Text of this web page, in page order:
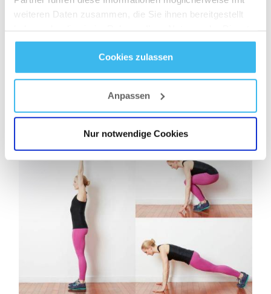
weiteren Daten zusammen, die Sie ihnen bereitgestellt
gesammelt haben.
Datenschutz- undCookie-Richtlinien
Cookies zulassen
Anpassen
Nur notwendige Cookies
geradezu schmelzen lassen. Führe einen Push-
du quasi eine Froschposition eingenommen
hast. Springe aus dieser Position nach oben und
danach wieder in die Push-Up Position und
beginne von neu.